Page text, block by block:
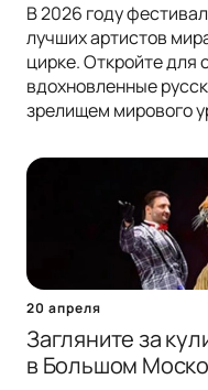
В 2026 году
лучших артистов
цирке. Откройте для
вдохновленные
зрелищем мирового
20 апреля
Загляните за
в Большом